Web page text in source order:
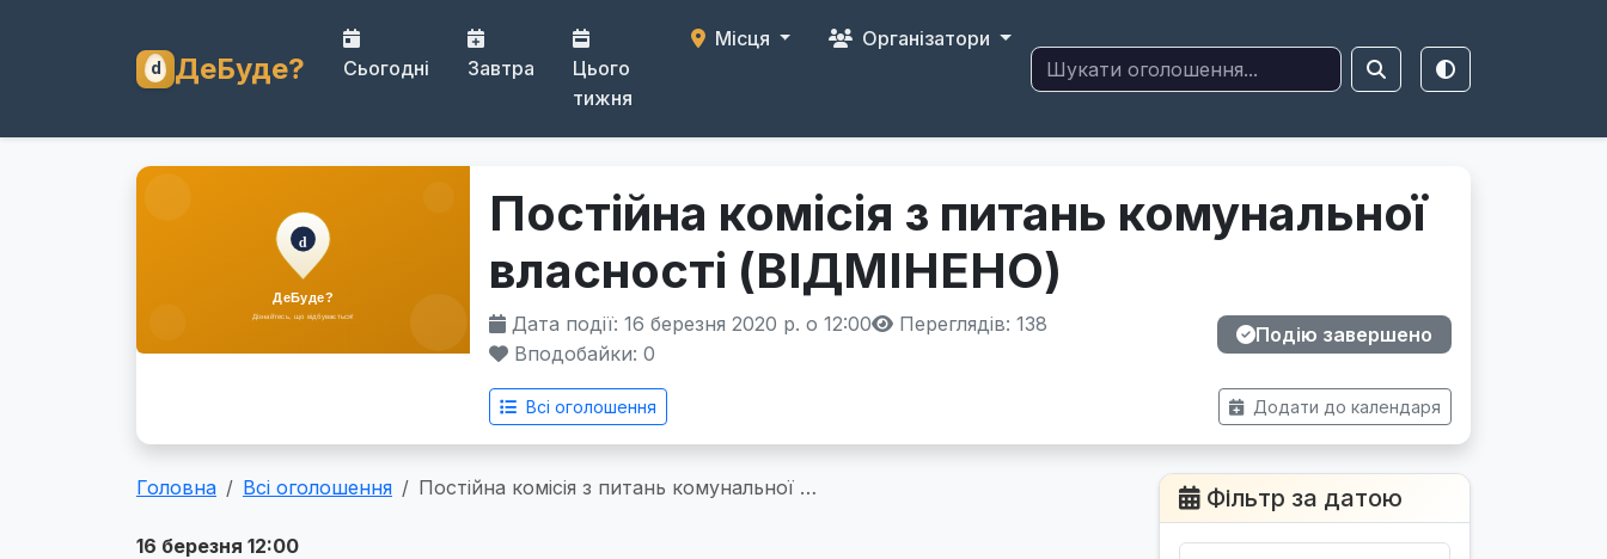
ДеБуде? Сьогодні Завтра
Цього
тижня
Місця Організатори
Постійна комісія з питань комунальної
власності (ВІДМІНЕНО)
Дата події: 16 березня 2020 р. о 12:00
Переглядів: 138
Вподобайки: 0
Подію завершено
Всі оголошення Додати до календаря
Головна Всі оголошення Постійна комісія з питань комунальної …
16 березня 12:00
Фільтр за датою